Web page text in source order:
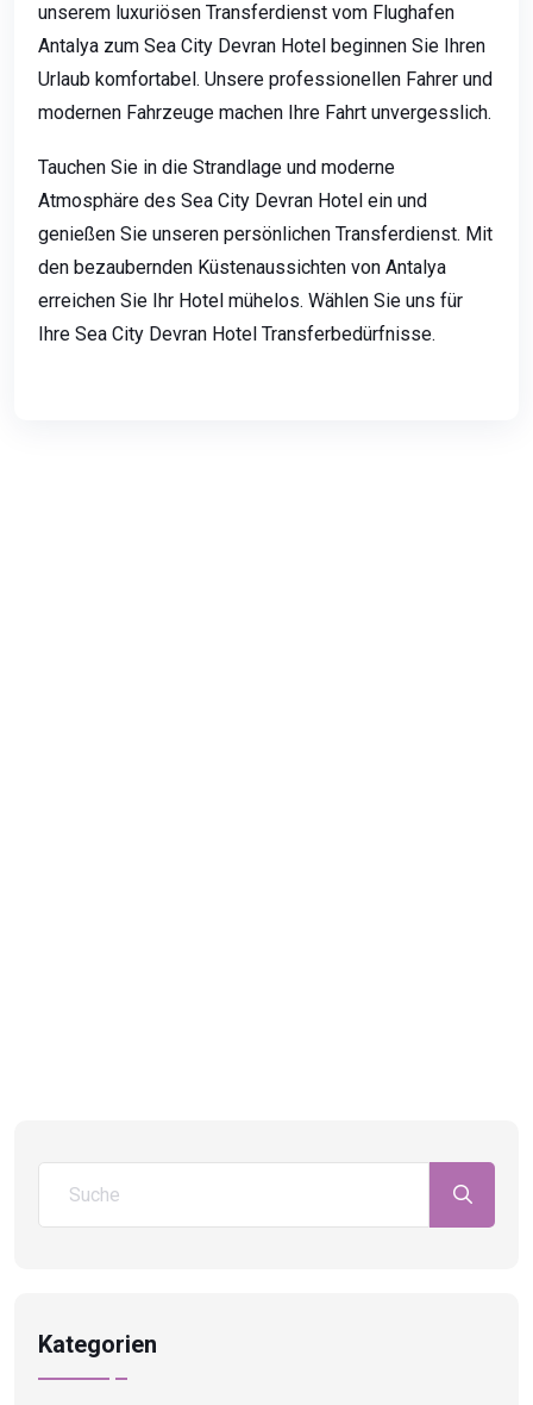
unserem luxuriösen Transferdienst vom Flughafen
Antalya zum Sea City Devran Hotel beginnen Sie Ihren
Urlaub komfortabel. Unsere professionellen Fahrer und
modernen Fahrzeuge machen Ihre Fahrt unvergesslich.
Tauchen Sie in die Strandlage und moderne
Atmosphäre des Sea City Devran Hotel ein und
genießen Sie unseren persönlichen Transferdienst. Mit
den bezaubernden Küstenaussichten von Antalya
erreichen Sie Ihr Hotel mühelos. Wählen Sie uns für
Ihre Sea City Devran Hotel Transferbedürfnisse.
Kategorien